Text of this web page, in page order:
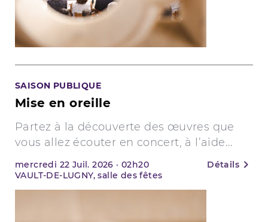
SAISON PUBLIQUE
Mise en oreille
Partez à la découverte des œuvres que
vous allez écouter en concert, à l’aide...
mercredi 22 Juil. 2026 ·02h20
VAULT-DE-LUGNY, salle des fêtes
Détails